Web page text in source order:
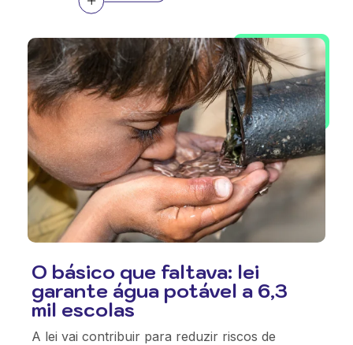
O básico que faltava: lei
garante água potável a 6,3
mil escolas
A lei vai contribuir para reduzir riscos de